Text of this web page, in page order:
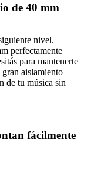
de 40 mm
nivel.
perfectamente
para mantenerte
aislamiento
de tu música sin
fácilmente